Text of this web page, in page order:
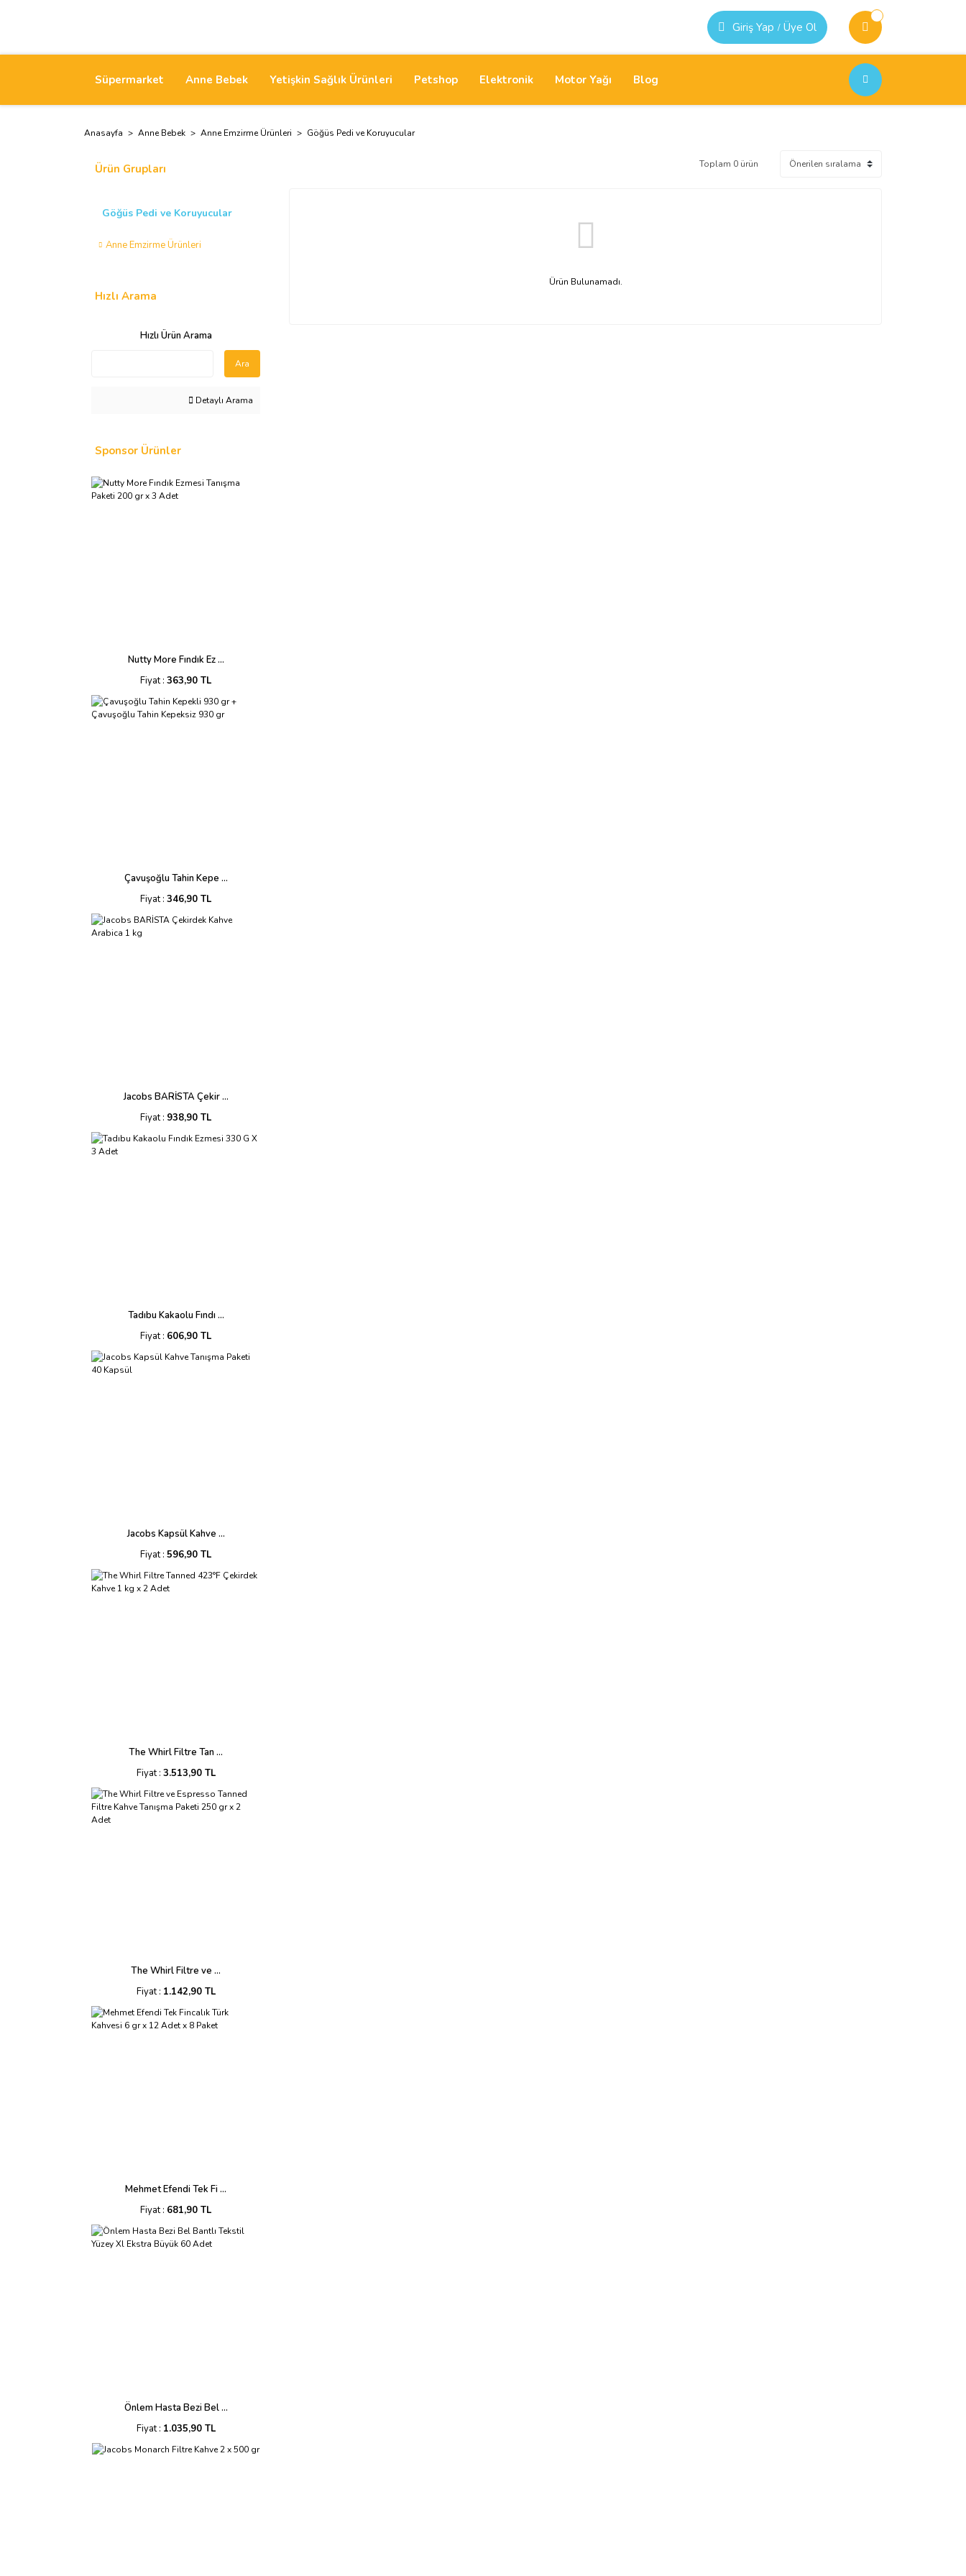
Giriş Yap / Üye Ol
Süpermarket Anne Bebek Yetişkin Sağlık Ürünleri Petshop Elektronik Motor Yağı Blog
Anasayfa Anne Bebek Anne Emzirme Ürünleri Göğüs Pedi ve Koruyucular
Ürün Grupları
Göğüs Pedi ve Koruyucular
Anne Emzirme Ürünleri
Hızlı Arama
Hızlı Ürün Arama
Ara
Detaylı Arama
Sponsor Ürünler
Nutty More Fındık Ez ...
Fiyat : 363,90 TL
Çavuşoğlu Tahin Kepe ...
Fiyat : 346,90 TL
Jacobs BARİSTA Çekir ...
Fiyat : 938,90 TL
Tadıbu Kakaolu Fındı ...
Fiyat : 606,90 TL
Jacobs Kapsül Kahve ...
Fiyat : 596,90 TL
The Whirl Filtre Tan ...
Fiyat : 3.513,90 TL
The Whirl Filtre ve ...
Fiyat : 1.142,90 TL
Mehmet Efendi Tek Fi ...
Fiyat : 681,90 TL
Önlem Hasta Bezi Bel ...
Fiyat : 1.035,90 TL
Toplam 0 ürün
Ürün Bulunamadı.